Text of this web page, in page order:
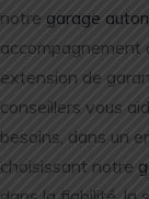
notre garage
accompagnement
extension de
conseillers vous
besoins, dans un
choisissant notre